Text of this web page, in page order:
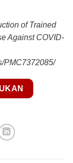
of Trained
Against COVID-
PMC7372085/